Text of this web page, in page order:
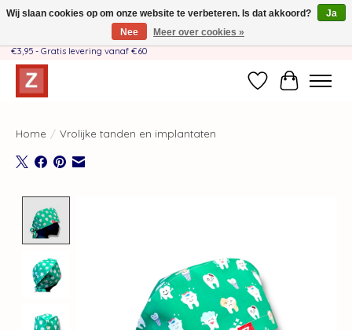
Handgemaakt door moeder-dochterteam❤️ - Verzendkosten BE & NL SLECHTS
€3,95 - Gratis levering vanaf €60
Verlanglijst
Home / Vrolijke tanden en implantaten
Wij slaan cookies op om onze website te verbeteren. Is dat akkoord?
Ja
Nee
Meer over cookies »